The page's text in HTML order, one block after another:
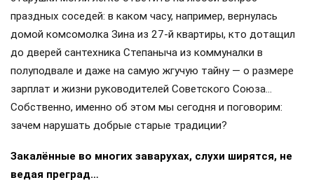
праздных соседей: в каком часу, например, вернулась
домой комсомолка Зина из 27-й квартиры, кто дотащил
до дверей сантехника Степаныча из коммуналки в
полуподвале и даже на самую жгучую тайну — о размере
зарплат и жизни руководителей Советского Союза…
Собственно, именно об этом мы сегодня и поговорим:
зачем нарушать добрые старые традиции?
Закалённые во многих заварухах, слухи ширятся, не
ведая преград…